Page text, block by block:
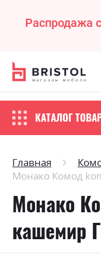
Распродажа
КАТАЛОГ
Главная
Монако Комод
Монако
кашемир